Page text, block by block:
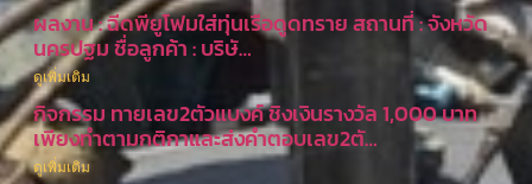
ผลงาน : ฉีดพียูโฟมใส่ทุ่นเรือดูดทราย สถานที่ : จังหวัด
นครปฐม ชื่อลูกค้า : บริษั…
ดูเพิ่มเติม
กิจกรรม ทายเลข2ตัวแบงค์ ชิงเงินรางวัล 1,000 บาท
เพียงทำตามกติกาและส่งคำตอบเลข2ตั…
ดูเพิ่มเติม